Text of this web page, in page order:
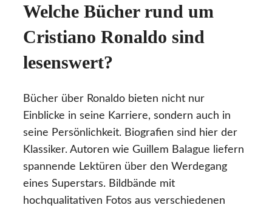
Welche Bücher rund um
Cristiano Ronaldo sind
lesenswert?
Bücher über Ronaldo bieten nicht nur
Einblicke in seine Karriere, sondern auch in
seine Persönlichkeit. Biografien sind hier der
Klassiker. Autoren wie Guillem Balague liefern
spannende Lektüren über den Werdegang
eines Superstars. Bildbände mit
hochqualitativen Fotos aus verschiedenen